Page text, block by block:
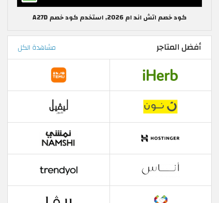
كود خصم اتش اند ام 2026, استخدم كود خصم A27D
أفضل المتاجر مشاهدة الكل